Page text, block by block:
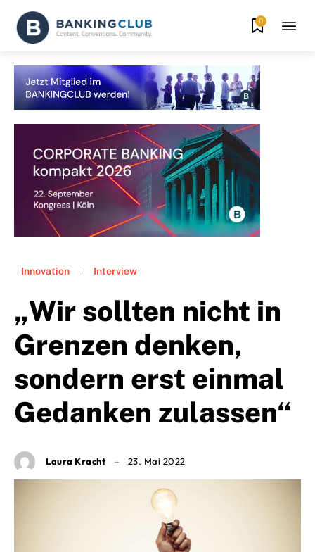
0
Innovation Interview
„Wir sollten nicht in
Grenzen denken,
sondern erst einmal
Gedanken zulassen“
Laura Kracht 23. Mai 2022